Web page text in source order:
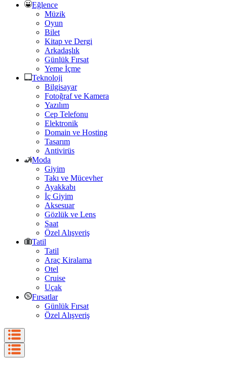
Eğlence
Müzik
Oyun
Bilet
Kitap ve Dergi
Arkadaşlık
Günlük Fırsat
Yeme İçme
Teknoloji
Bilgisayar
Fotoğraf ve Kamera
Yazılım
Cep Telefonu
Elektronik
Domain ve Hosting
Tasarım
Antivirüs
Moda
Giyim
Takı ve Mücevher
Ayakkabı
İç Giyim
Aksesuar
Gözlük ve Lens
Saat
Özel Alışveriş
Tatil
Tatil
Araç Kiralama
Otel
Cruise
Uçak
Fırsatlar
Günlük Fırsat
Özel Alışveriş